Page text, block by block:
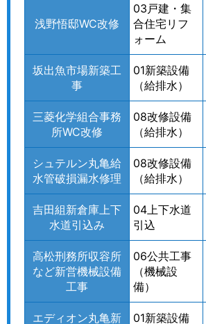
浅野悟邸WC改修
03戸建・集
合住宅リフ
ォーム
坂出魚市場新築工
事
01新築設備
（給排水）
三菱化学組合事務
所WC改修
08改修設備
（給排水）
シュテルン丸亀給
水管破損漏水修理
08改修設備
（給排水）
吉田組新倉庫上下
水道引込み
04上下水道
引込
高松刑務所収容所
など新営機械設備
工事
06公共工事
（機械設
備）
エディオン丸亀新 01新築設備